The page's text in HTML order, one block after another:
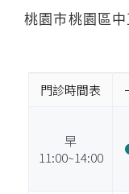
桃園市桃園區
門診時間表
早
11:00~14:00